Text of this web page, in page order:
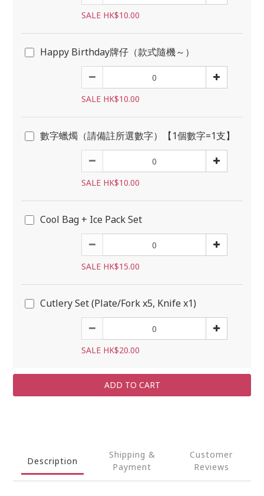
SALE HK$10.00
Happy Birthday牌仔（款式隨機～）
SALE HK$10.00
數字蠟燭（請備註所選數字）【1個數字=1支】
SALE HK$10.00
Cool Bag + Ice Pack Set
SALE HK$15.00
Cutlery Set (Plate/Fork x5, Knife x1)
SALE HK$20.00
ADD TO CART
Description
Shipping &
Payment
Customer
Reviews